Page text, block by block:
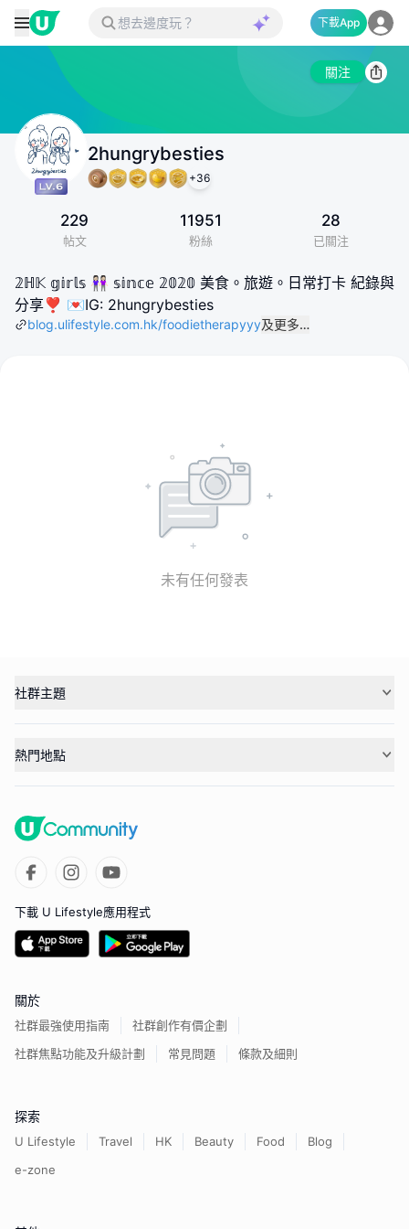
下載App
關注
2hungrybesties
+36
229
帖文
11951
粉絲
28
已關注
𝟚ℍ𝕂 𝕘𝕚𝕣𝕝𝕤 👭🏻 𝕤𝕚𝕟𝕔𝕖 𝟚𝟘𝟚𝟘 美食。旅遊。日常打卡 紀錄與
分享❣️ 💌IG: 2hungrybesties
blog.ulifestyle.com.hk/foodietherapyyy及更多…
未有任何發表
社群主題
熱門地點
下載 U Lifestyle應用程式
關於
社群最強使用指南
社群創作有價企劃
社群焦點功能及升級計劃
常見問題 條款及細則
探索
U Lifestyle Travel HK Beauty Food
Blog
e-zone